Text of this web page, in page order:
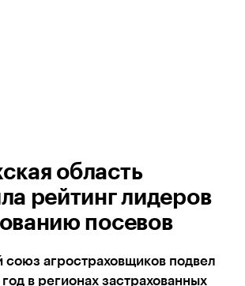
область
рейтинг лидеров
посевов
союз агростраховщиков подвел
в регионах застрахованных